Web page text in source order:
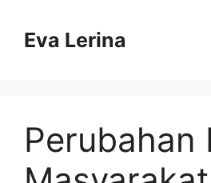
contentEva Lerina
Perubahan